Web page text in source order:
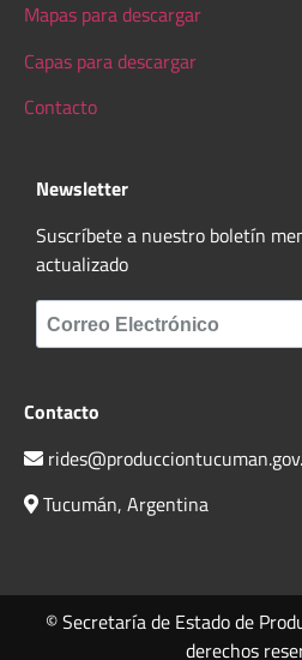
Mapas para descargar
Capas para descargar
Contacto
Newsletter
Suscríbete a nuestro boletín
actualizado
Contacto
Tucumán, Argentina
© Secretaría de Estado de
derechos